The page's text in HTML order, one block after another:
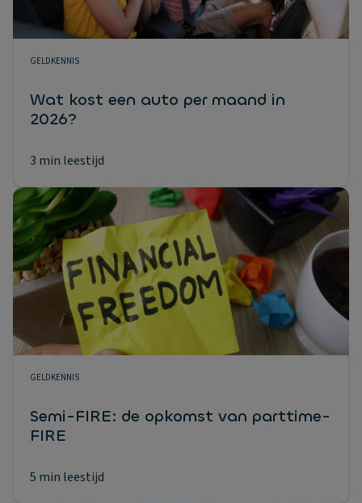
GELDKENNIS
Wat kost een auto per maand in
2026?
3 min leestijd
GELDKENNIS
Semi-FIRE: de opkomst van parttime-
FIRE
5 min leestijd